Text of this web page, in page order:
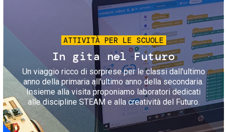
ATTIVITÀ PER LE SCUOLE
In gita nel Futuro
Un viaggio ricco di sorprese per le classi dall'ultimo
anno della primaria all'ultimo anno della secondaria.
Insieme alla visita proponiamo laboratori dedicati
alle discipline STEAM e alla creatività del Futuro.